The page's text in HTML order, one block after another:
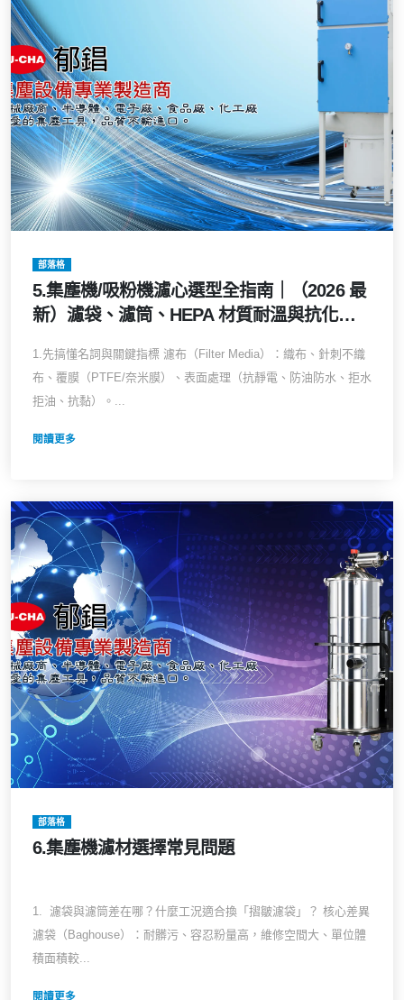
部落格
5.集塵機/吸粉機濾心選型全指南｜（2026 最
新）濾袋、濾筒、HEPA 材質耐溫與抗化學
題
1.先搞懂名詞與關鍵指標 濾布（Filter Media）：織布、針刺不織
布、覆膜（PTFE/奈米膜）、表面處理（抗靜電、防油防水、拒水
拒油、抗黏）。...
閱讀更多
部落格
6.集塵機濾材選擇常見問題
1. 濾袋與濾筒差在哪？什麼工況適合換「摺皺濾袋」？ 核心差異
濾袋（Baghouse）：耐髒污、容忍粉量高，維修空間大、單位體
積面積較...
閱讀更多